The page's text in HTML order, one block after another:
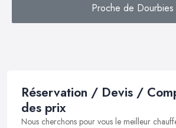
Proche de Dourbies
Réservation / Devis /
des prix
Nous cherchons pour vous le meilleur